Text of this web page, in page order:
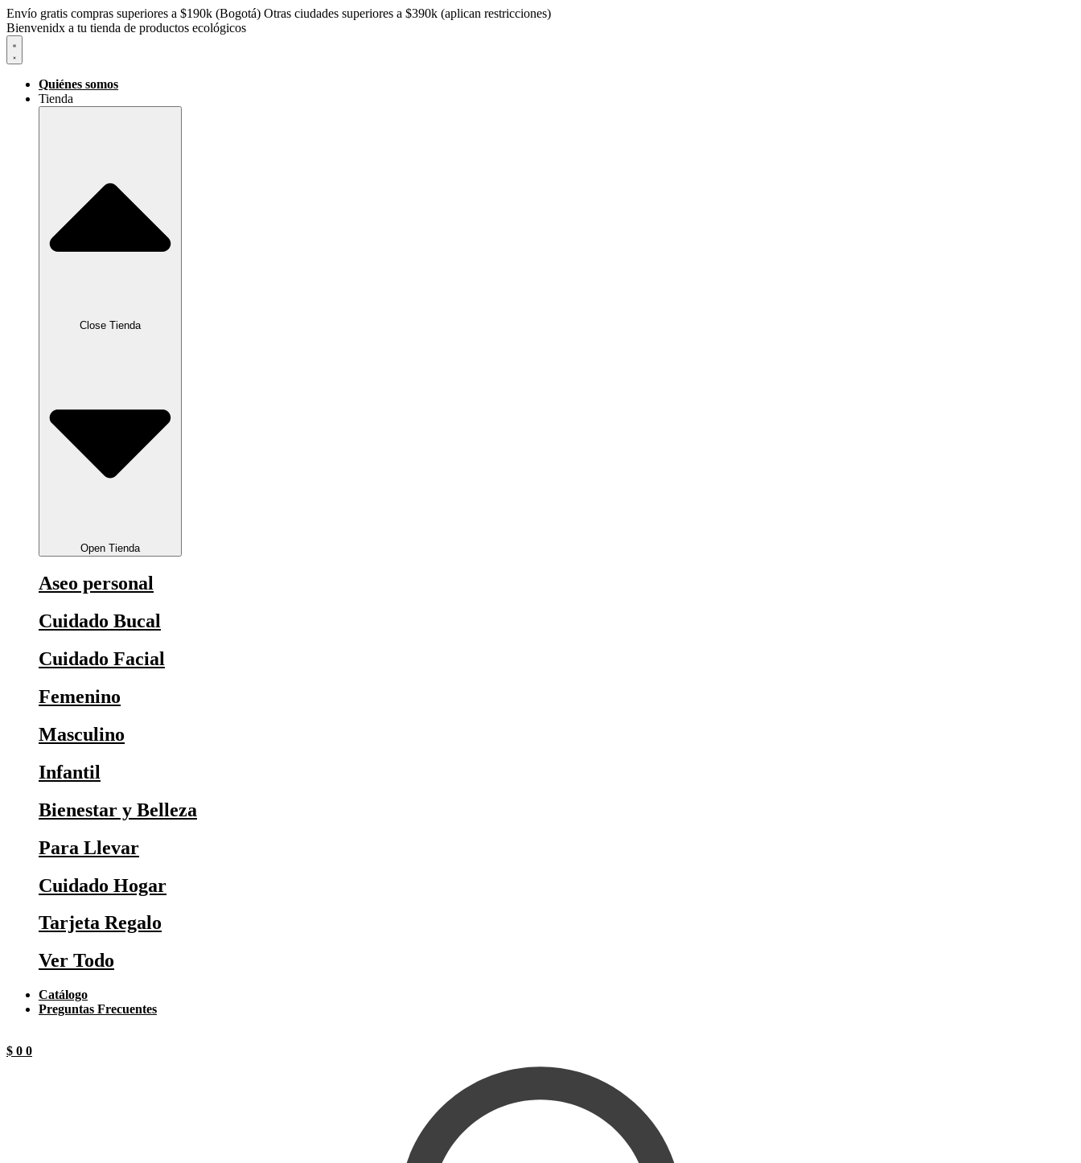
Envío gratis compras superiores a $190k (Bogotá) Otras ciudades superiores a $390k (aplican restricciones)
Bienvenidx a tu tienda de productos ecológicos
Quiénes somos
Tienda
Close Tienda
Open Tienda
Aseo personal
Cuidado Bucal
Cuidado Facial
Femenino
Masculino
Infantil
Bienestar y Belleza
Para Llevar
Cuidado Hogar
Tarjeta Regalo
Ver Todo
Catálogo
Preguntas Frecuentes
$ 0 0